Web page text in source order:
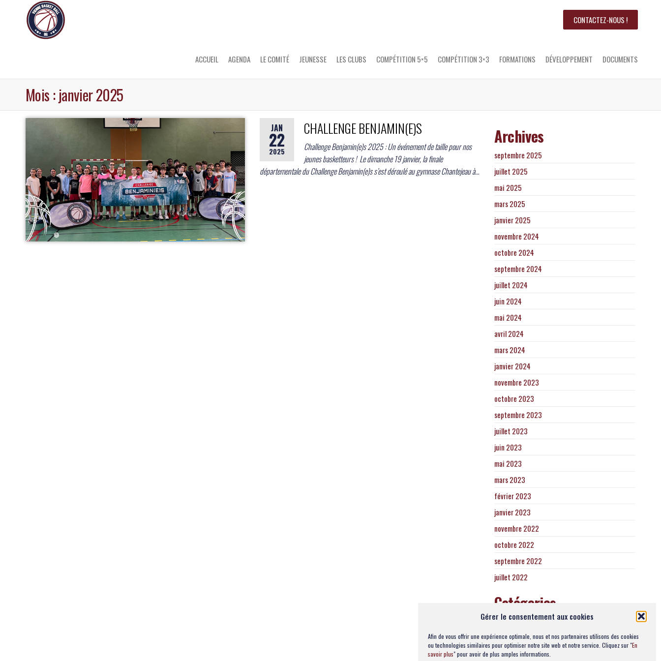
Gérer le consentement aux cookies
Afin de vous offrir une expérience optimale, nous et nos partenaires utilisons des cookies
ou technologies similaires pour optimiser notre site web et notre service. Cliquez sur "En
savoir plus" pour avoir de plus amples informations.
BALL
Ball 86
CONTACTEZ-NOUS !
ACCUEIL AGENDA LE COMITÉ JEUNESSE LES CLUBS COMPÉTITION 5×5 COMPÉTITION 3×3 FORMATIONS DÉVELOPPEMENT DOCUMENTS
Mois :janvier 2025
JAN
22
2025
CHALLENGE BENJAMIN(E)S
Challenge Benjamin(e)s 2025 : Un événement de taille pour nos
jeunes basketteurs ! ​ Le dimanche 19 janvier, la finale
départementale du Challenge Benjamin(e)s s’est déroulé au gymnase Chantejeau à…
Archives
septembre 2025
juillet 2025
mai 2025
mars 2025
janvier 2025
novembre 2024
octobre 2024
septembre 2024
juillet 2024
juin 2024
mai 2024
avril 2024
mars 2024
janvier 2024
novembre 2023
octobre 2023
septembre 2023
juillet 2023
juin 2023
mai 2023
mars 2023
février 2023
janvier 2023
novembre 2022
octobre 2022
septembre 2022
juillet 2022
Catégories
Actualités